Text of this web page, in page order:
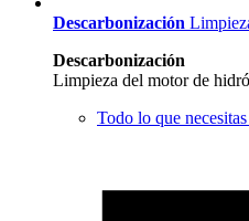
Descarbonización
Descarbonización
Limpieza del motor de
Todo lo que